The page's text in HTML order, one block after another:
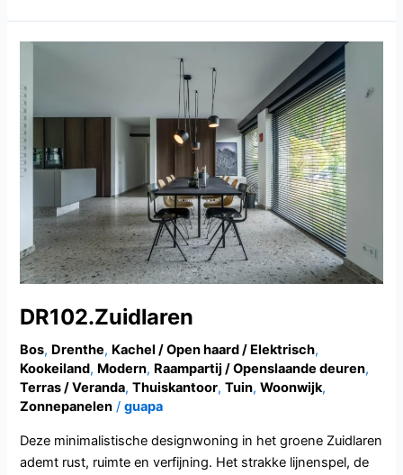
DR102.Zuidlaren
Bos, Drenthe, Kachel / Open haard / Elektrisch,
Kookeiland, Modern, Raampartij / Openslaande deuren,
Terras / Veranda,Thuiskantoor,Tuin,Woonwijk,
Zonnepanelen /guapa
Deze minimalistische designwoning in het groene Zuidlaren
ademt rust, ruimte en verfijning. Het strakke lijnenspel, de